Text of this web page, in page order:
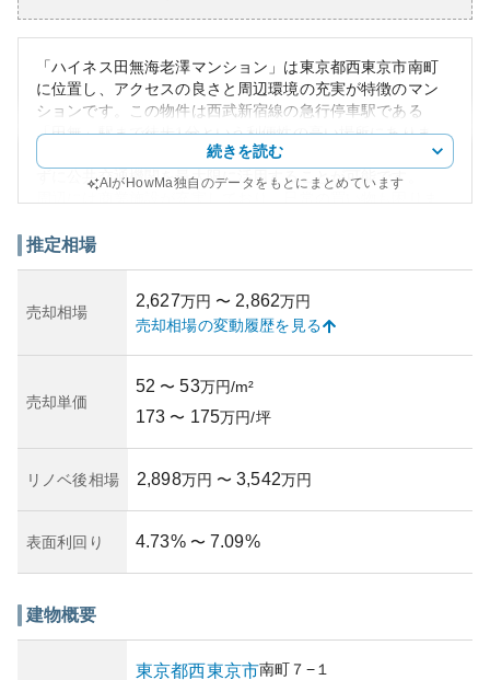
「ハイネス田無海老澤マンション」は東京都西東京市南町
に位置し、アクセスの良さと周辺環境の充実が特徴のマン
ションです。この物件は西武新宿線の急行停車駅である
「田無」駅まで徒歩1分という利便性の高い場所にありま
す。これにより通勤や通学が非常に便利であり、車を使わ
ずに公共交通機関を最大限に活用することが可能です。
り、住環境として非常に恵まれた立地です。このため、資
一方で、マンションの築年数や管理状況など、所有リスク
に影響しうる要素について具体的なデータはありません。
一般的なリスクとして、耐震強度、老朽化率等があります
が望ましいです。立地優位性が高いことは、将来的な価格
低下のリスクをある程度抑える効果があると考えられま
続きを読む
AIがHowMa独自のデータをもとにまとめています
推定相場
売却相場
2,627万円 〜 2,862万円
売却相場の変動履歴を見る
売却単価
52 〜 53万円/m²
173 〜 175万円/坪
リノベ後相場 2,898万円 〜 3,542万円
表面利回り 4.73% 〜 7.09%
建物概要
東京都西東京市南町 ７−１